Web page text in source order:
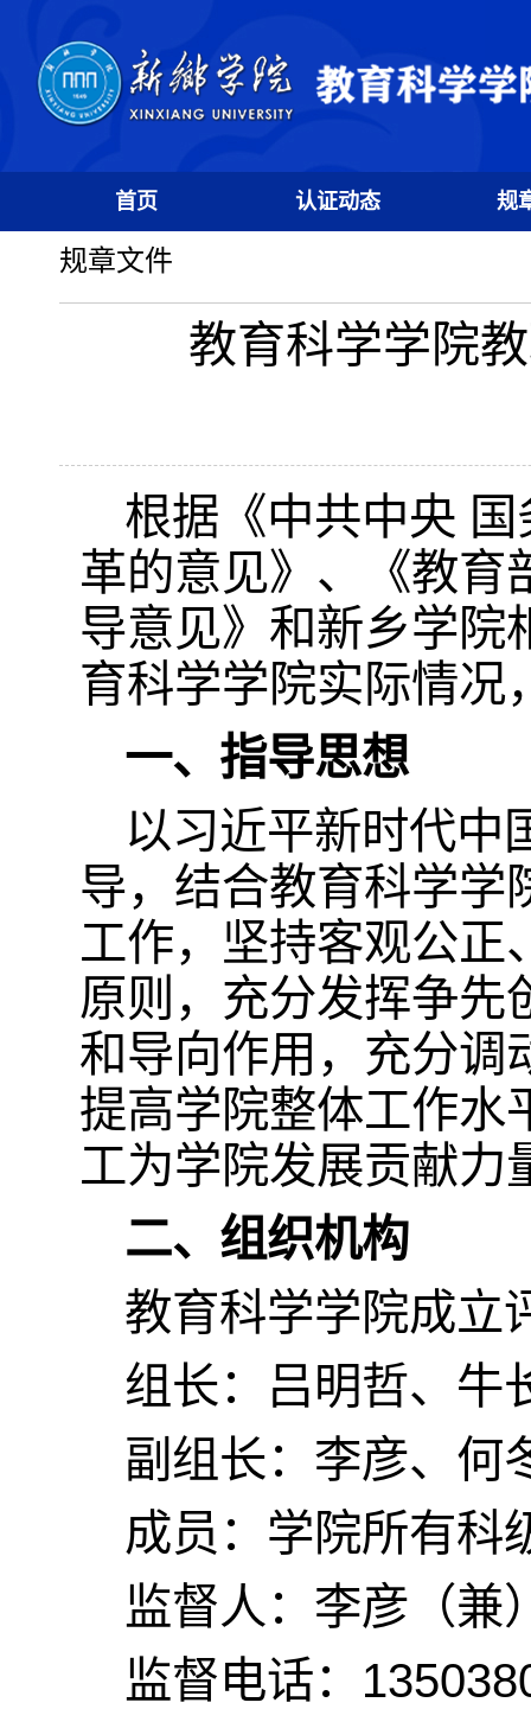
首页 认证动态 规
规章文件
教育科学学院
根据《中共中央
革的意见》、《教育
导意见》和新乡学院
育科学学院实际情况
一、指导思想
以习近平新时代中
导，结合教育科学学
工作，坚持客观公正
原则，充分发挥争先
和导向作用，充分调
提高学院整体工作水
工为学院发展贡献力
二、组织机构
教育科学学院成立
组长：吕明哲、牛
副组长：李彦、何
成员：学院所有科
监督人：李彦（兼
监督电话：